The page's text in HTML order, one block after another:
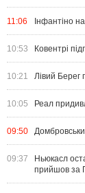
11:06 Інфантіно
10:53 Ковентрі
10:21 Лівий Берег
10:05 Реал
09:50
09:37
Ньюкасл
прийшов за